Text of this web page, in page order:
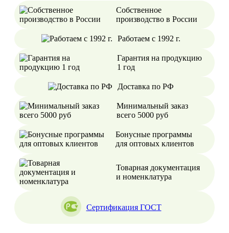
Собственное
производство в России
Работаем с 1992 г.
Гарантия на продукцию
1 год
Доставка по РФ
Минимальный заказ
всего 5000 руб
Бонусные программы
для оптовых клиентов
Товарная документация
и номенклатура
Сертификация ГОСТ